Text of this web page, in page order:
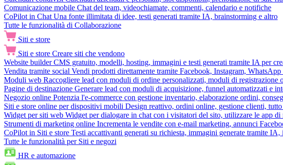
Comunicazione mobile Chat del team, videochiamate, commenti, calendario e notifiche
CoPilot in Chat Una fonte illimitata di idee, testi generati tramite IA, brainstorming e altro
Tutte le funzionalità di Collaborazione
Siti e store
Siti e store Creare siti che vendono
Website builder CMS gratuito, modelli, hosting, immagini e testi generati tramite IA per
Vendita tramite social Vendi prodotti direttamente tramite Facebook, Instagram, WhatsApp
Moduli web Raccogliere lead con moduli di ordine personalizzati, moduli di
Pagine di destinazione Generare lead con moduli di acquisizione, funnel automatizzati e
Negozio online Potenzia l'e-commerce con gestione inventario, elaborazione ordini,
Siti e store online per dispositivi mobili Design reattivo, ordini online, gestione clienti,
Widget per siti web Widget per dialogare in chat con i visitatori del sito, utilizzare le app
Strumenti di marketing online Incrementa le vendite con e-mail marketing, annunci
CoPilot in Siti e store Testi accattivanti generati su richiesta, immagini generate tramite
Tutte le funzionalità per Siti e negozi
HR e automazione